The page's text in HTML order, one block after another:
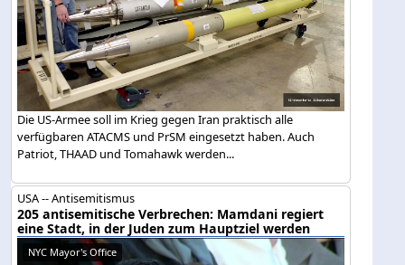
Die US-Armee soll im Krieg gegen Iran praktisch alle
verfügbaren ATACMS und PrSM eingesetzt haben. Auch
Patriot, THAAD und Tomahawk werden...
USA -- Antisemitismus
205 antisemitische Verbrechen: Mamdani regiert
eine Stadt, in der Juden zum Hauptziel werden
NYC Mayor's Office